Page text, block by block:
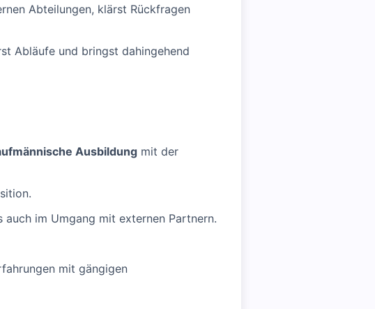
Abteilungen, klärst Rückfragen
Abläufe und bringst dahingehend
Ausbildung mit der
im Umgang mit externen Partnern.
mit gängigen